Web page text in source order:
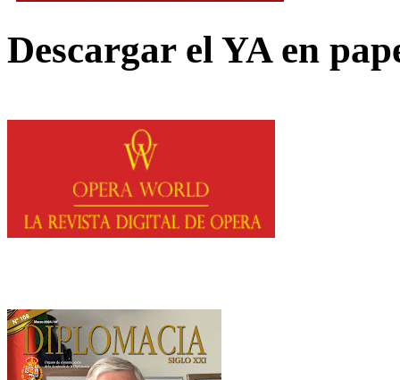
Descargar el YA en